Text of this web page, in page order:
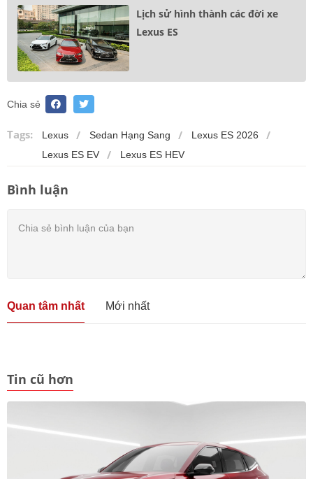
Lịch sử hình thành các đời xe
Lexus ES
Chia sẻ
Tags: Lexus Sedan Hạng Sang
Lexus ES 2026
Lexus ES EV
Lexus ES HEV
Bình luận
Quan tâm nhất Mới nhất
Tin cũ hơn